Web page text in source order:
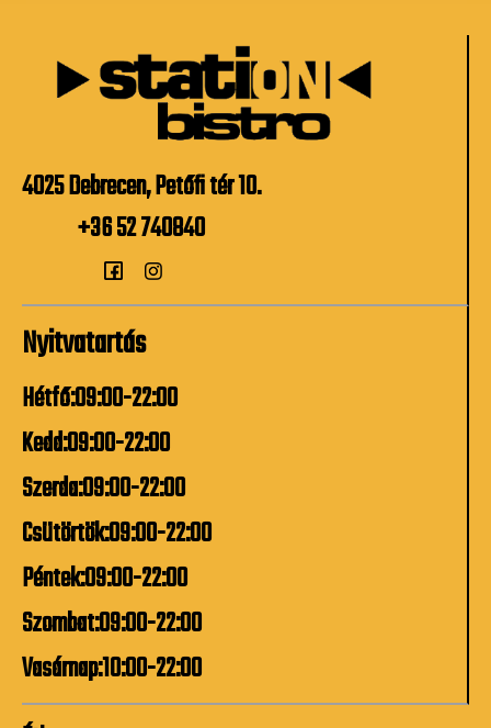
4025 Debrecen, Petőfi tér 10.
+36 52 740840
Nyitvatartás
Hétfő:09:00-22:00
Kedd:09:00-22:00
Szerda:09:00-22:00
Csütörtök:09:00-22:00
Péntek:09:00-22:00
Szombat:09:00-22:00
Vasárnap:10:00-22:00